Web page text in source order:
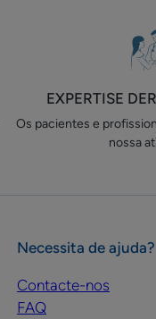
EXPERTISE
Os pacientes e
nossa
Necessita de ajuda?
Contacte-nos
FAQ